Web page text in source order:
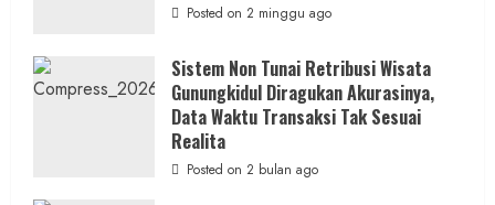
Posted on 2 minggu ago
Sistem Non Tunai Retribusi Wisata
Gunungkidul Diragukan Akurasinya,
Data Waktu Transaksi Tak Sesuai
Realita
Posted on 2 bulan ago